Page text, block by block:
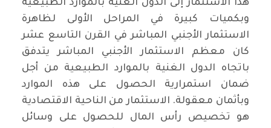
هذا الاستثمار إلى الدول الغنية بالموارد الطبيعية
وبكميات كبيرة في المراحل الأولى لظاهرة
الاستثمار الأجنبي المباشر في القرن التاسع عشر
كان معظم الاستثمار الأجنبي المباشر يتدفق
باتجاه الدول الغنية بالموارد الطبيعية من أجل
ضمان استمرارية الحصول على هذه الموارد
وبأثمان معقولة. الاستثمار من الناحية الاقتصادية
هو تخصيص رأس المال للحصول على وسائل